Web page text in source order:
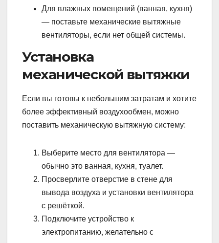
Для влажных помещений (ванная, кухня)
— поставьте механические вытяжные
вентиляторы, если нет общей системы.
Установка
механической вытяжки
Если вы готовы к небольшим затратам и хотите
более эффективный воздухообмен, можно
поставить механическую вытяжную систему:
Выберите место для вентилятора —
обычно это ванная, кухня, туалет.
Просверлите отверстие в стене для
вывода воздуха и установки вентилятора
с решёткой.
Подключите устройство к
электропитанию, желательно с